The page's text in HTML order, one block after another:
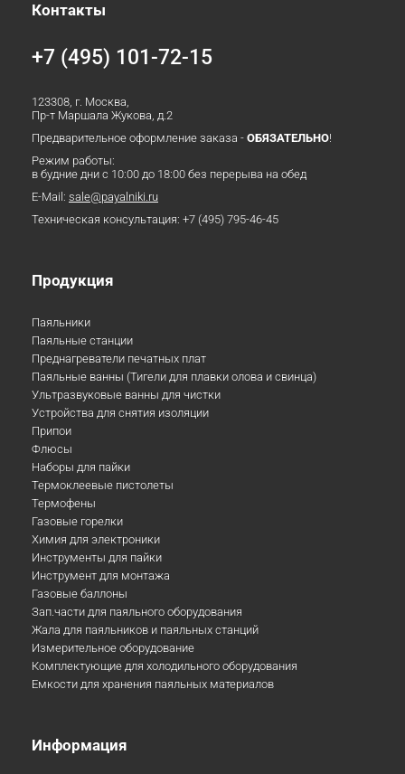
Контакты
+7 (495) 101-72-15
123308, г. Москва,
Пр-т Маршала Жукова, д.2
Предварительное оформление заказа - ОБЯЗАТЕЛЬНО!
Режим работы:
в будние дни с 10:00 до 18:00 без перерыва на обед
E-Mail: sale@payalniki.ru
Техническая консультация: +7 (495) 795-46-45
Продукция
Паяльники
Паяльные станции
Преднагреватели печатных плат
Паяльные ванны (Тигели для плавки олова и свинца)
Ультразвуковые ванны для чистки
Устройства для снятия изоляции
Припои
Флюсы
Наборы для пайки
Термоклеевые пистолеты
Термофены
Газовые горелки
Химия для электроники
Инструменты для пайки
Инструмент для монтажа
Газовые баллоны
Зап.части для паяльного оборудования
Жала для паяльников и паяльных станций
Измерительное оборудование
Комплектующие для холодильного оборудования
Емкости для хранения паяльных материалов
Информация